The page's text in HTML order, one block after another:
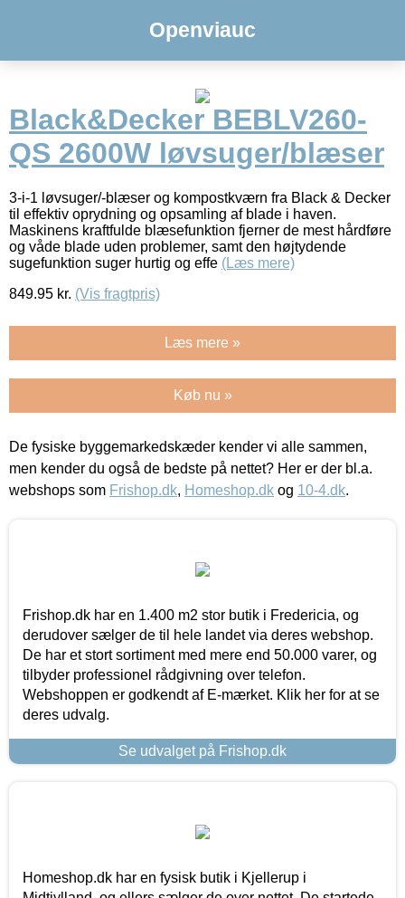
Openviauc
Black&Decker BEBLV260-
QS 2600W løvsuger/blæser
3-i-1 løvsuger/-blæser og kompostkværn fra Black & Decker
til effektiv oprydning og opsamling af blade i haven.
Maskinens kraftfulde blæsefunktion fjerner de mest hårdføre
og våde blade uden problemer, samt den højtydende
sugefunktion suger hurtig og effe (Læs mere)
849.95 kr. (Vis fragtpris)
Læs mere »
Køb nu »
De fysiske byggemarkedskæder kender vi alle sammen,
men kender du også de bedste på nettet? Her er der bl.a.
webshops som Frishop.dk, Homeshop.dk og 10-4.dk.
Frishop.dk har en 1.400 m2 stor butik i Fredericia, og
derudover sælger de til hele landet via deres webshop.
De har et stort sortiment med mere end 50.000 varer, og
tilbyder professionel rådgivning over telefon.
Webshoppen er godkendt af E-mærket. Klik her for at se
deres udvalg.
Se udvalget på Frishop.dk
Homeshop.dk har en fysisk butik i Kjellerup i